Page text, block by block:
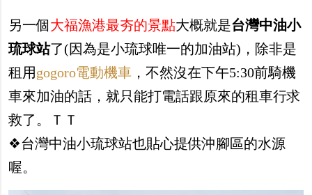
另一個大福漁港最夯的景點大概就是台灣中油小
琉球站了(因為是小琉球唯一的加油站)，除非是
租用gogoro電動機車 ，不然沒在下午5:30前騎機
車來加油的話，就只能打電話跟原來的租車行求
救了。ＴＴ
❖台灣中油小琉球站也貼心提供沖腳區的水源
喔。